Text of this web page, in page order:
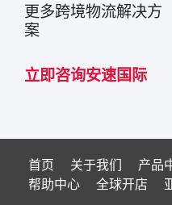
更多跨境物流解决方
案
立即咨询安速国际
首页 关于我们 产品
帮助中心
全球开店